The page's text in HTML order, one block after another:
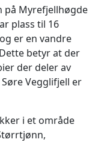
på Myrefjellhøgde
plass til 16
er en vandre
betyr at der
der deler av
Vegglifjell er
i et område